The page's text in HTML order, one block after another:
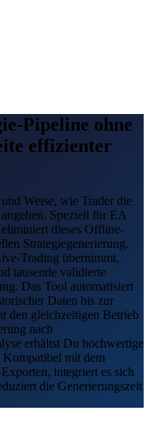
Pipeline ohne
effizienter
Weise, wie Trader die
Speziell für EA
dieses Offline-
Strategiegenerierung.
Trading übernimmt,
tausende validierte
Das Tool automatisiert
Daten bis zur
den gleichzeitigen Betrieb
nach
erhältst Du hochwertige
Kompatibel mit dem
integriert es sich
die Generierungszeit